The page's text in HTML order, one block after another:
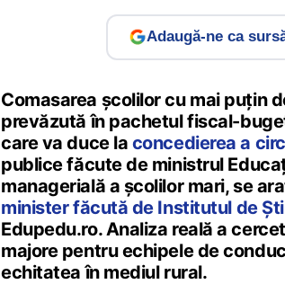
Adaugă-ne ca
Comasarea școlilor cu mai puțin
prevăzută în pachetul fiscal-
care va duce la concedierea a
publice făcute de ministrul
managerială a școlilor mari, se
minister făcută de Institutul de
Edupedu.ro. Analiza reală a
majore pentru echipele de
echitatea în mediul rural.